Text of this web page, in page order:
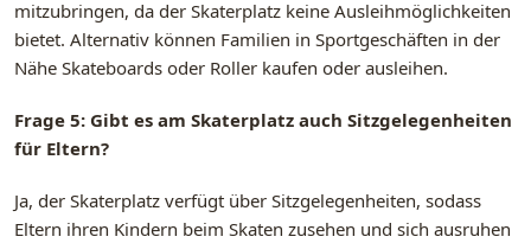
mitzubringen, da der Skaterplatz keine Ausleihmöglichkeiten
bietet. Alternativ können Familien in Sportgeschäften in der
Nähe Skateboards oder Roller kaufen oder ausleihen.
Frage 5: Gibt es am Skaterplatz auch Sitzgelegenheiten
für Eltern?
Ja, der Skaterplatz verfügt über Sitzgelegenheiten, sodass
Eltern ihren Kindern beim Skaten zusehen und sich ausruhen